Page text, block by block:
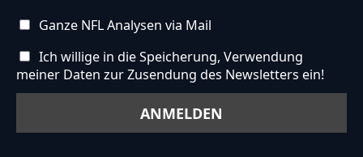
Ganze NFL Analysen via Mail
Ich willige in die Speicherung, Verwendung
meiner Daten zur Zusendung des Newsletters ein!